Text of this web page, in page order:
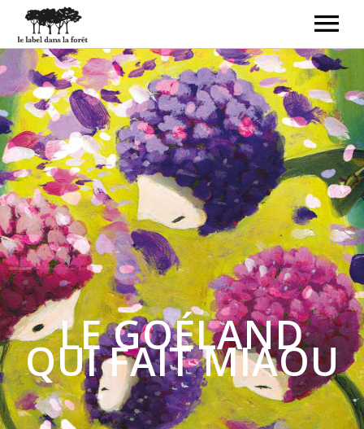
ACCUEIL
LE LABEL
LIVRES-DISQUES
CRÉATEURS
CONTACT
BOUTIQUE
LE GOÉLAND
QUI FAIT MIAOU